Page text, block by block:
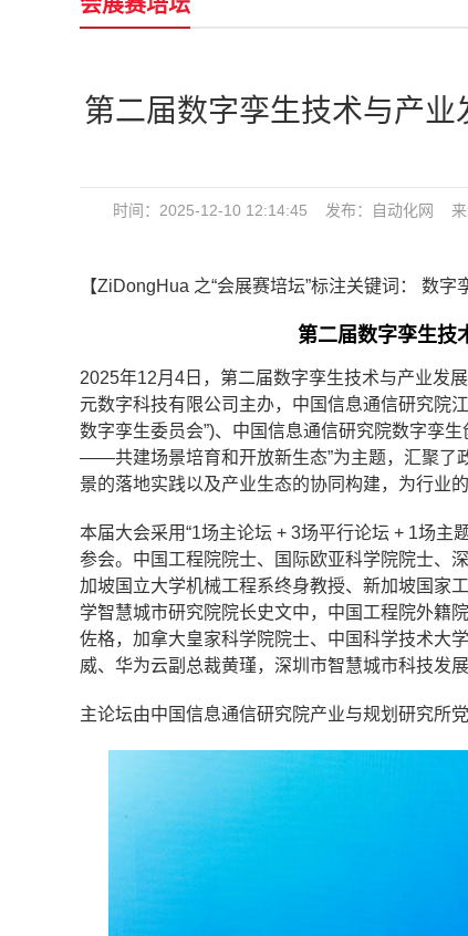
第二届数字孪生技术与产
时间：2025-12-10 12:14:45 发布： 自动化网 来
【ZiDongHua 之“会展赛培坛”标注关键词： 数
第二届数字孪生技
2025年12月4日，第二届数字孪生技术与产业发
元数字科技有限公司主办，中国信息通信研究院
数字孪生委员会”)、中国信息通信研究院数字孪
——共建场景培育和开放新生态”为主题，汇聚了
景的落地实践以及产业生态的协同构建，为行业
本届大会采用“1场主论坛 + 3场平行论坛 + 1场主
参会。中国工程院院士、国际欧亚科学院院士、
加坡国立大学机械工程系终身教授、新加坡国家
学智慧城市研究院院长史文中，中国工程院外籍
佐格，加拿大皇家科学院院士、中国科学技术大
威、华为云副总裁黄瑾，深圳市智慧城市科技发
主论坛由中国信息通信研究院产业与规划研究所